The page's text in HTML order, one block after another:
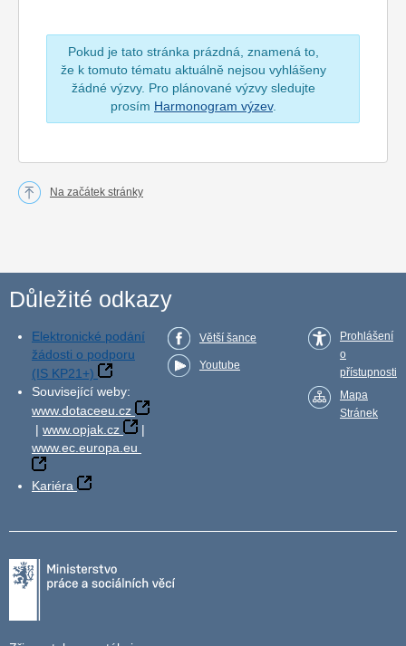
Pokud je tato stránka prázdná, znamená to,
že k tomuto tématu aktuálně nejsou vyhlášeny
žádné výzvy. Pro plánované výzvy sledujte
prosím Harmonogram výzev.
Na začátek stránky
Důležité odkazy
Elektronické podání
žádosti o podporu
(IS KP21+)
Související weby:
www.dotaceeu.cz
| www.opjak.cz
|
www.ec.europa.eu
Kariéra
Větší šance
Youtube
Prohlášení
o
přístupnosti
Mapa
Stránek